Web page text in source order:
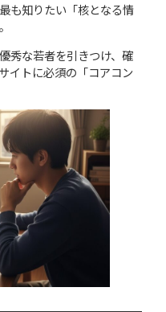
も知りたい「核となる情
秀な若者を引きつけ、確
イトに必須の「コアコン